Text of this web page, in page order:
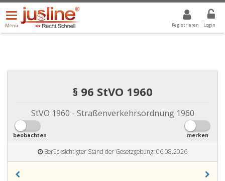
Registrieren Login
Menü
öffnen/schließen
Menü
ALLE DROPDOWN: GEWÄHLTER WERT IST ALLE
§ 96 StVO 1960
StVO 1960 - Straßenverkehrsordnung 1960
beobachten merken
Berücksichtigter Stand der Gesetzgebung: 06.08.2026